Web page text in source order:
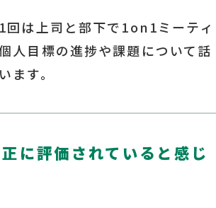
回は上司と部下で1on1ミーティ
人目標の進捗や課題について話
ます。
に評価されていると感じ